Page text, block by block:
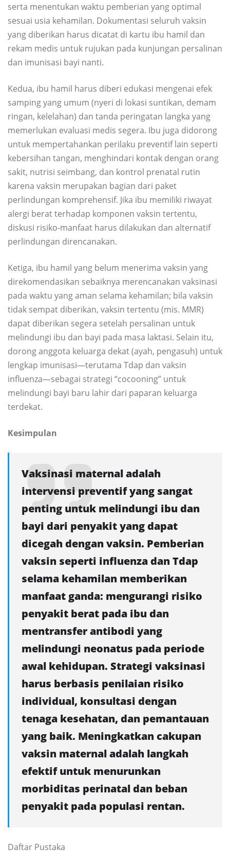
serta menentukan waktu pemberian yang optimal
sesuai usia kehamilan. Dokumentasi seluruh vaksin
yang diberikan harus dicatat di kartu ibu hamil dan
rekam medis untuk rujukan pada kunjungan persalinan
dan imunisasi bayi nanti.
Kedua, ibu hamil harus diberi edukasi mengenai efek
samping yang umum (nyeri di lokasi suntikan, demam
ringan, kelelahan) dan tanda peringatan langka yang
memerlukan evaluasi medis segera. Ibu juga didorong
untuk mempertahankan perilaku preventif lain seperti
kebersihan tangan, menghindari kontak dengan orang
sakit, nutrisi seimbang, dan kontrol prenatal rutin
karena vaksin merupakan bagian dari paket
perlindungan komprehensif. Jika ibu memiliki riwayat
alergi berat terhadap komponen vaksin tertentu,
diskusi risiko-manfaat harus dilakukan dan alternatif
perlindungan direncanakan.
Ketiga, ibu hamil yang belum menerima vaksin yang
direkomendasikan sebaiknya merencanakan vaksinasi
pada waktu yang aman selama kehamilan; bila vaksin
tidak sempat diberikan, vaksin tertentu (mis. MMR)
dapat diberikan segera setelah persalinan untuk
melindungi ibu dan bayi pada masa laktasi. Selain itu,
dorong anggota keluarga dekat (ayah, pengasuh) untuk
lengkap imunisasi—terutama Tdap dan vaksin
influenza—sebagai strategi “cocooning” untuk
melindungi bayi baru lahir dari paparan keluarga
terdekat.
Kesimpulan
Vaksinasi maternal adalah
intervensi preventif yang sangat
penting untuk melindungi ibu dan
bayi dari penyakit yang dapat
dicegah dengan vaksin. Pemberian
vaksin seperti influenza dan Tdap
selama kehamilan memberikan
manfaat ganda: mengurangi risiko
penyakit berat pada ibu dan
mentransfer antibodi yang
melindungi neonatus pada periode
awal kehidupan. Strategi vaksinasi
harus berbasis penilaian risiko
individual, konsultasi dengan
tenaga kesehatan, dan pemantauan
yang baik. Meningkatkan cakupan
vaksin maternal adalah langkah
efektif untuk menurunkan
morbiditas perinatal dan beban
penyakit pada populasi rentan.
Daftar Pustaka